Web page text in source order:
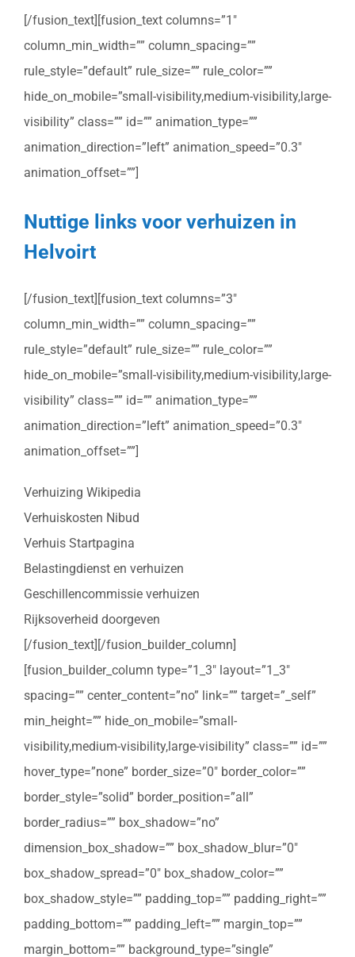
[/fusion_text][fusion_text columns=”1″
column_min_width=”” column_spacing=””
rule_style=”default” rule_size=”” rule_color=””
hide_on_mobile=”small-visibility,medium-visibility,large-
visibility” class=”” id=”” animation_type=””
animation_direction=”left” animation_speed=”0.3″
animation_offset=””]
Nuttige links voor verhuizen in
Helvoirt
[/fusion_text][fusion_text columns=”3″
column_min_width=”” column_spacing=””
rule_style=”default” rule_size=”” rule_color=””
hide_on_mobile=”small-visibility,medium-visibility,large-
visibility” class=”” id=”” animation_type=””
animation_direction=”left” animation_speed=”0.3″
animation_offset=””]
Verhuizing Wikipedia
Verhuiskosten Nibud
Verhuis Startpagina
Belastingdienst en verhuizen
Geschillencommissie verhuizen
Rijksoverheid doorgeven
[/fusion_text][/fusion_builder_column]
[fusion_builder_column type=”1_3″ layout=”1_3″
spacing=”” center_content=”no” link=”” target=”_self”
min_height=”” hide_on_mobile=”small-
visibility,medium-visibility,large-visibility” class=”” id=””
hover_type=”none” border_size=”0″ border_color=””
border_style=”solid” border_position=”all”
border_radius=”” box_shadow=”no”
dimension_box_shadow=”” box_shadow_blur=”0″
box_shadow_spread=”0″ box_shadow_color=””
box_shadow_style=”” padding_top=”” padding_right=””
padding_bottom=”” padding_left=”” margin_top=””
margin_bottom=”” background_type=”single”